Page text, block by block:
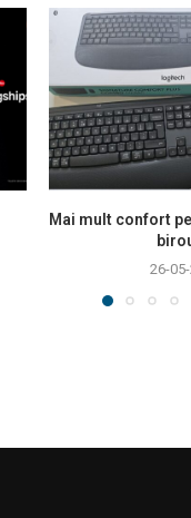
Mai mult confort
26-